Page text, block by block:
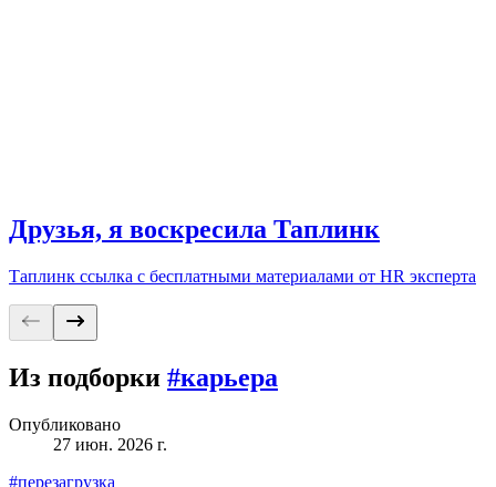
Друзья, я воскресила Таплинк
Таплинк ссылка с бесплатными материалами от HR эксперта
Из подборки #карьера
Опубликовано
27 июн. 2026 г.
#перезагрузка